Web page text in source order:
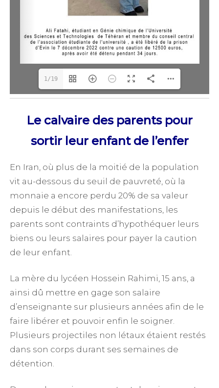
1/19
Le calvaire des parents pour
sortir leur enfant de l’enfer
En Iran, où plus de la moitié de la population
vit au-dessous du seuil de pauvreté, où la
monnaie a encore perdu 20% de sa valeur
depuis le début des manifestations, les
parents sont contraints d’hypothéquer leurs
biens ou leurs salaires pour payer la caution
de leur enfant.
La mère du lycéen Hossein Rahimi, 15 ans, a
ainsi dû mettre en gage son salaire
d’enseignante sur plusieurs années afin de le
faire libérer et pouvoir enfin le soigner.
Plusieurs projectiles non létaux étaient restés
dans son corps durant ses semaines de
détention.